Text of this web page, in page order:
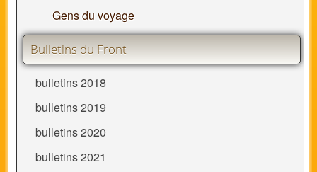
Gens du voyage
Bulletins du Front
bulletins 2018
bulletins 2019
bulletins 2020
bulletins 2021